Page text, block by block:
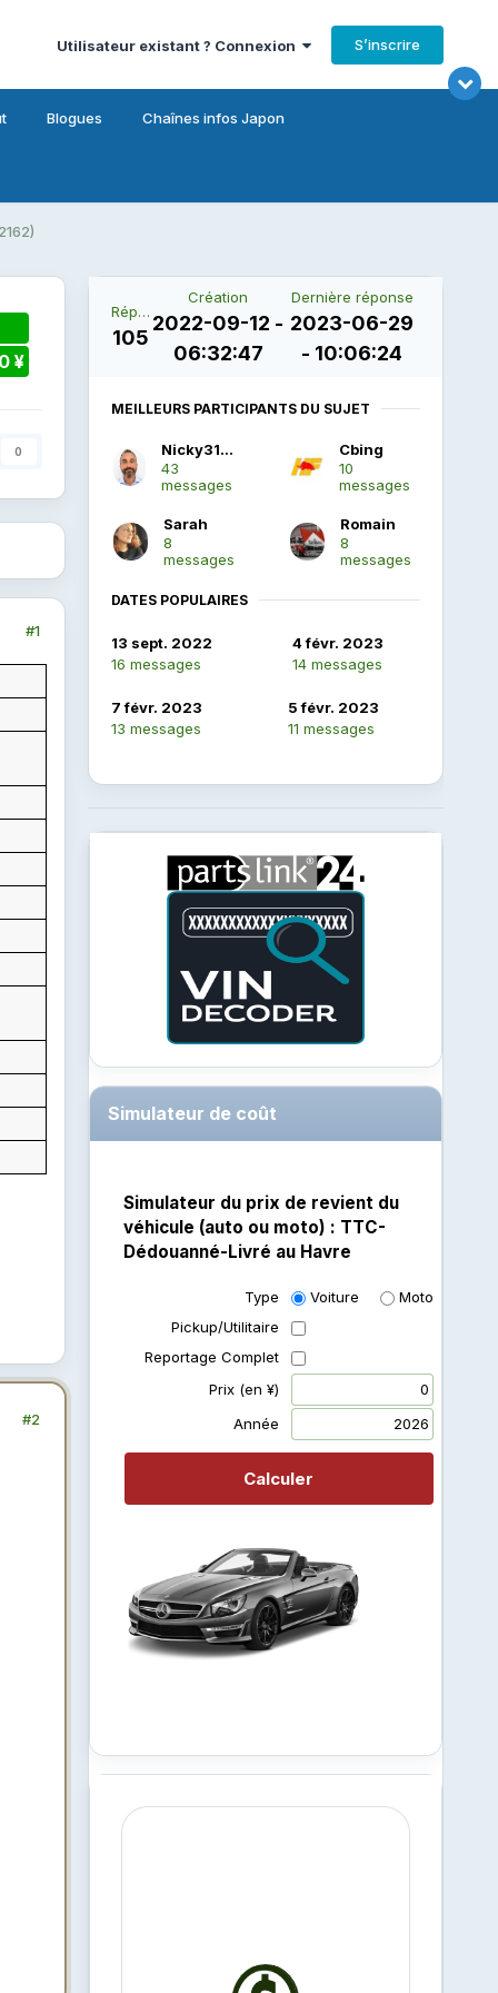
Utilisateur existant ? Connexion S’inscrire
Blogues Chaînes infos Japon
¥
0
#1
#2
Réponses
105
Création
2022-09-12 -
06:32:47
Dernière réponse
2023-06-29
- 10:06:24
MEILLEURS PARTICIPANTS DU SUJET
Nicky31000
43
messages
Cbing
10
messages
Sarah
8
messages
Romain
8
messages
DATES POPULAIRES
13 sept. 2022
16 messages
4 févr. 2023
14 messages
7 févr. 2023
13 messages
5 févr. 2023
11 messages
Simulateur de coût
Simulateur du prix de revient du
véhicule (auto ou moto) : TTC-
Dédouanné-Livré au Havre
Type Voiture
Moto
Pickup/Utilitaire
Reportage Complet
Prix (en ¥)
Année